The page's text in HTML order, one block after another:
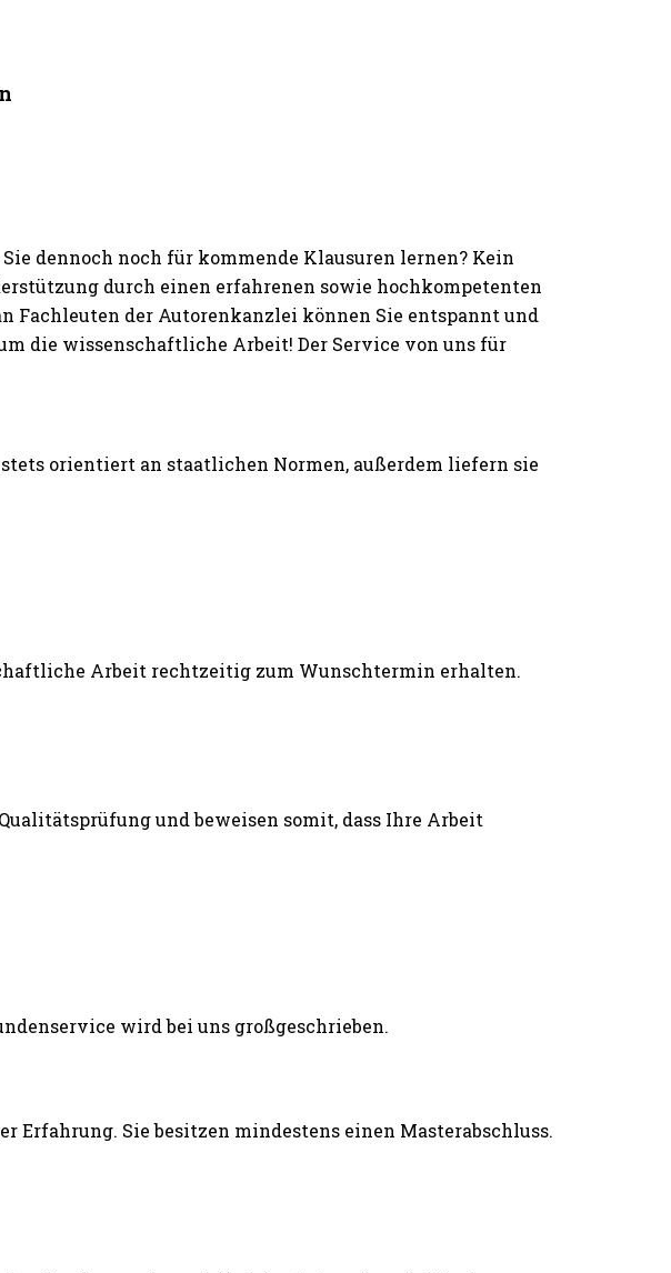
dennoch noch für kommende Klausuren lernen? Kein
durch einen erfahrenen sowie hochkompetenten
Fachleuten der Autorenkanzlei können Sie entspannt und
die wissenschaftliche Arbeit! Der Service von uns für
orientiert an staatlichen Normen, außerdem liefern sie
Arbeit rechtzeitig zum Wunschtermin erhalten.
und beweisen somit, dass Ihre Arbeit
Sie besitzen mindestens einen Masterabschluss.